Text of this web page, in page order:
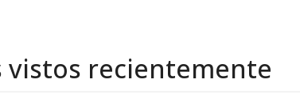
vistos recientemente